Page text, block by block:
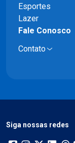
Esportes
Lazer
Fale Conosco
Contato
Siga nossas redes